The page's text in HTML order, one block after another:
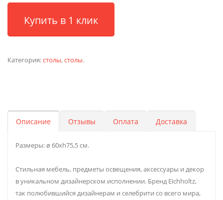
Купить в 1 клик
Категория:столы,столы.
Описание Отзывы Оплата Доставка
Размеры: ø 60хh75,5 см.
Стильная мебель, предметы освещения, аксессуары и декор
в уникальном дизайнерском исполнении. Бренд Eichholtz,
так полюбившийся дизайнерам и селебрити со всего мира,